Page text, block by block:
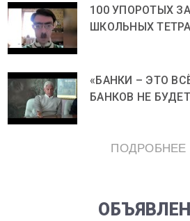
100 УПОРОТЫХ
ШКОЛЬНЫХ
«БАНКИ – ЭТО
БАНКОВ НЕ
ПОДРОБНЕЕ